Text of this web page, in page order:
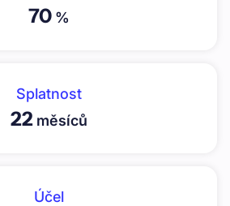
70%
Splatnost
22měsíců
Účel